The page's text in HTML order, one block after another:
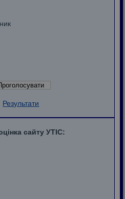
Результати
сайту УТІС: